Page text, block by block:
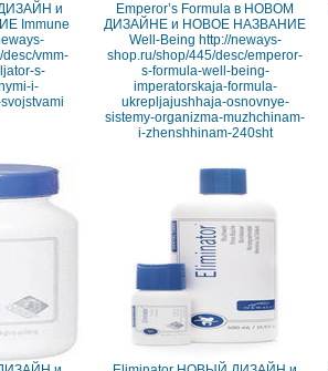
и
Immune
vmm-
s-
i-
Emperor’s Formula в НОВОМ
ДИЗАЙНЕ и НОВОЕ НАЗВАНИЕ
Well-Being http://neways-
shop.ru/shop/445/desc/emperor-
s-formula-well-being-
imperatorskaja-formula-
ukrepljajushhaja-osnovnye-
sistemy-organizma-muzhchinam-
i-zhenshhinam-240sht